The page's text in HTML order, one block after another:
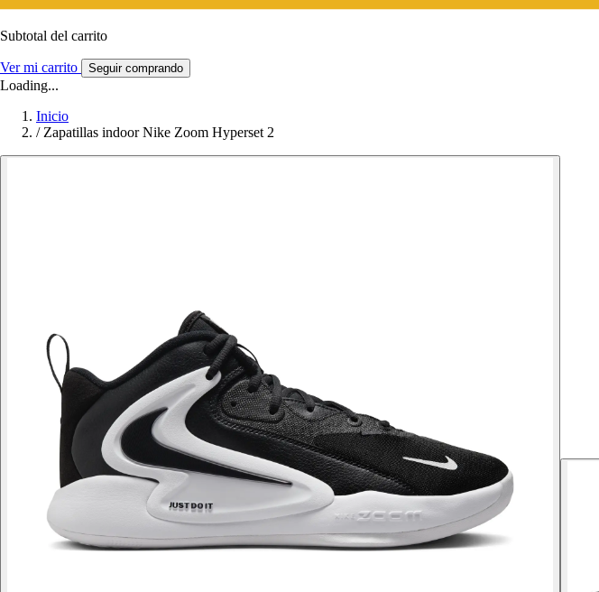
Subtotal del carrito
Ver mi carrito Seguir comprando
Loading...
Inicio
/ Zapatillas indoor Nike Zoom Hyperset 2